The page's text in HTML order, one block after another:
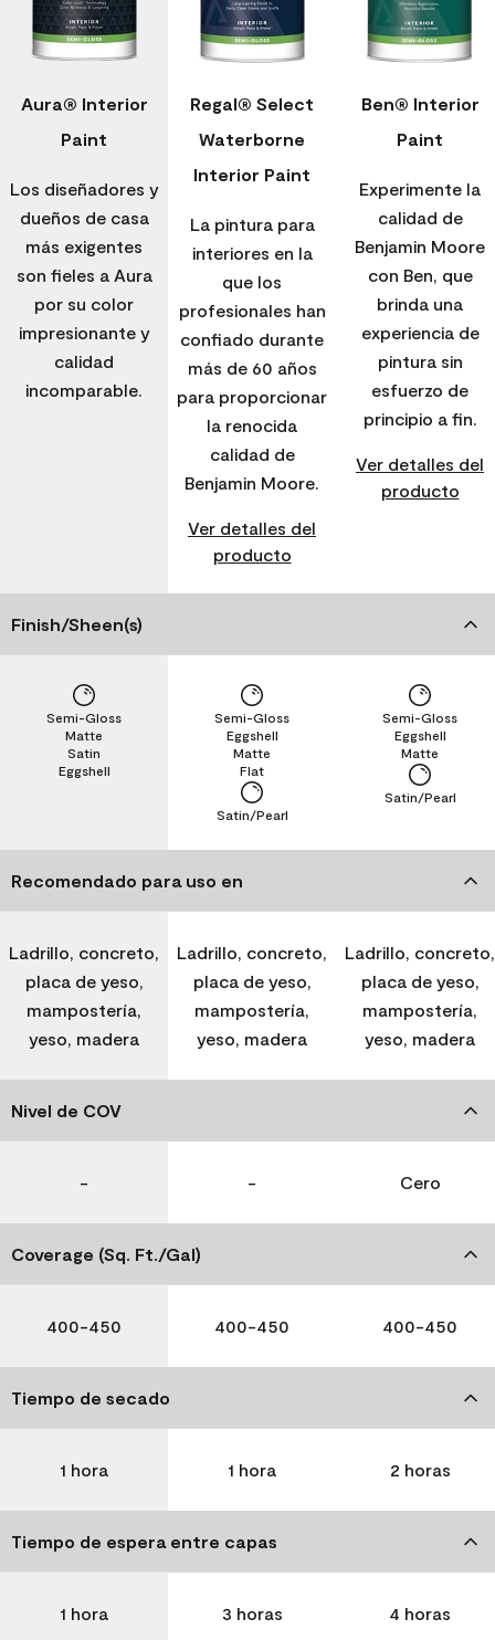
Aura® Interior
Paint
Los diseñadores y
dueños de casa
más exigentes
son fieles a Aura
por su color
impresionante y
calidad
incomparable.
Regal® Select
Waterborne
Interior Paint
La pintura para
interiores en la
que los
profesionales han
confiado durante
más de 60 años
para proporcionar
la renocida
calidad de
Benjamin Moore.
Ver detalles del
producto
Ben® Interior
Paint
Experimente la
calidad de
Benjamin Moore
con Ben, que
brinda una
experiencia de
pintura sin
esfuerzo de
principio a fin.
Ver detalles del
producto
Finish/Sheen(s)
Eggshell
Satin
Matte
Semi-Gloss
Satin/Pearl
Flat
Matte
Eggshell
Semi-Gloss
Satin/Pearl
Matte
Eggshell
Semi-Gloss
Recomendado para uso en
Ladrillo, concreto,
placa de yeso,
mampostería,
yeso, madera
Ladrillo, concreto,
placa de yeso,
mampostería,
yeso, madera
Ladrillo, concreto,
placa de yeso,
mampostería,
yeso, madera
Nivel de COV
- - Cero
Coverage (Sq. Ft./Gal)
400-450 400-450 400-450
Tiempo de secado
1 hora 1 hora 2 horas
Tiempo de espera entre capas
1 hora 3 horas 4 horas